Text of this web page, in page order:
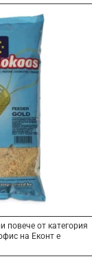
повече от категория
на Еконт е